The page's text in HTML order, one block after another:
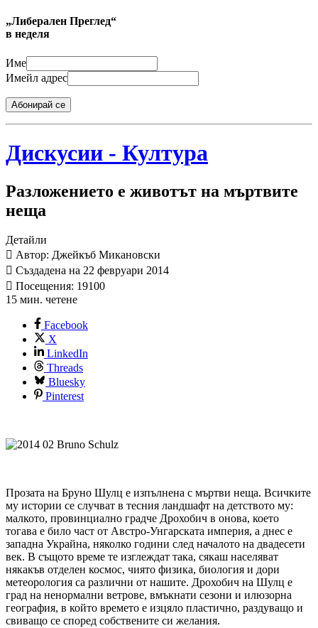
„Либерален Преглед“
в неделя
Име
Имейл адрес
Абонирай се
Дискусии - Култура
Разложението е животът на мъртвите
неща
Детайли
Автор: Джейкъб Микановски
Създадена на 22 февруари 2014
Посещения: 19100
15 мин. четене
Facebook
X
LinkedIn
Threads
Bluesky
Pinterest
Прозата на Бруно Шулц е изпълнена с мъртви неща. Всичките
му истории се случват в тесния ландшафт на детството му:
малкото, провинциално градче Дрохобич в онова, което
тогава е било част от Австро-Унгарската империя, а днес е
западна Украйна, няколко години след началото на двадесети
век. В същото време те изглеждат така, сякаш населяват
някакъв отделен космос, чиято физика, биология и дори
метеорология са различни от нашите. Дрохобич на Шулц е
град на ненормални ветрове, вмъкнати сезони и илюзорна
география, в който времето е изцяло пластично, раздуващо и
свиващо се според собствените си желания.